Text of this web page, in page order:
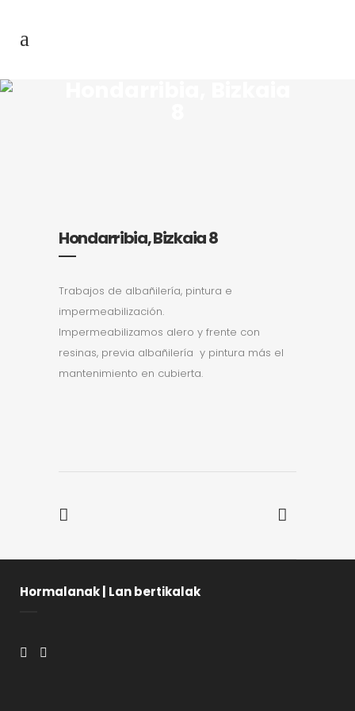
Hondarribia, Bizkaia 8
Trabajos de albañilería, pintura e
impermeabilización.
Impermeabilizamos alero y frente con
resinas, previa albañilería y pintura más el
mantenimiento en cubierta.
Hormalanak | Lan bertikalak